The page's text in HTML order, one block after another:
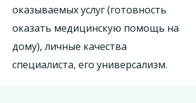
оказываемых услуг (готовность
оказать медицинскую помощь на
дому), личные качества
специалиста, его универсализм.